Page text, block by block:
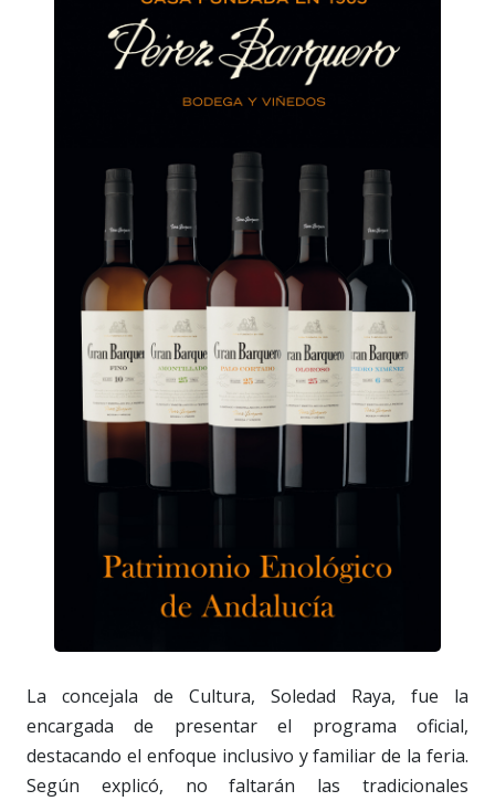
La concejala de Cultura, Soledad Raya, fue la
encargada de presentar el programa oficial,
destacando el enfoque inclusivo y familiar de la feria.
Según explicó, no faltarán las tradicionales